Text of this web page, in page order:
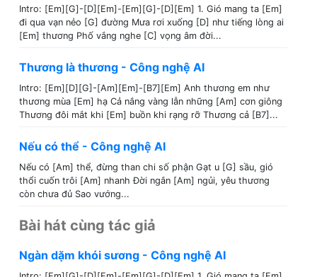
Intro: [Em][G]-[D][Em]-[Em][G]-[D][Em] 1. Gió mang ta [Em]
đi qua vạn nẻo [G] đường Mưa rơi xuống [D] như tiếng lòng ai
[Em] thương Phố vắng nghe [C] vọng âm đời...
Thương là thương - Công nghệ AI
Intro: [Em][D][G]-[Am][Em]-[B7][Em] Anh thương em như
thương mùa [Em] hạ Cả nắng vàng lẫn những [Am] cơn giông
Thương đôi mắt khi [Em] buồn khi rạng rỡ Thương cả [B7]...
Nếu có thể - Công nghệ AI
Nếu có [Am] thể, đừng than chi số phận Gạt u [G] sầu, gió
thổi cuốn trôi [Am] nhanh Đời ngắn [Am] ngủi, yêu thương
còn chưa đủ Sao vướng...
Bài hát cùng tác giả
Ngàn dặm khói sương - Công nghệ AI